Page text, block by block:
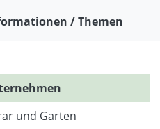
/ Themen
und Garten